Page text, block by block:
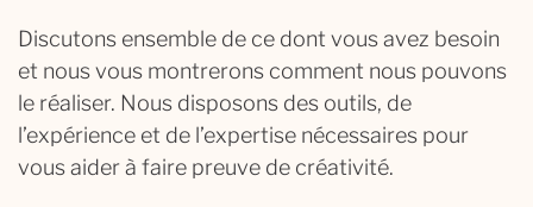
Discutons ensemble de ce dont vous avez besoin
et nous vous montrerons comment nous pouvons
le réaliser. Nous disposons des outils, de
l’expérience et de l’expertise nécessaires pour
vous aider à faire preuve de créativité.